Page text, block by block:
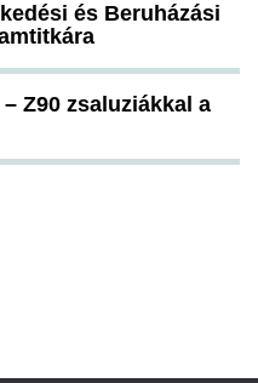
és Beruházási
Z90 zsaluziákkal a